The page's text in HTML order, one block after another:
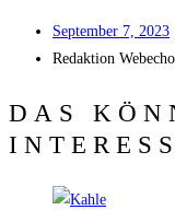
Sep­tem­ber 7, 2023
Redak­ti­on
DAS